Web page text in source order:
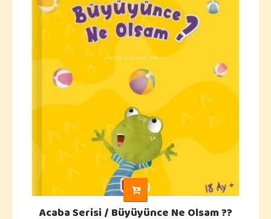
Acaba Serisi / Büyüyünce Ne Olsam ??